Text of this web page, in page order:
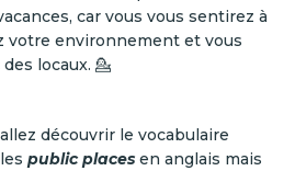
car vous vous sentirez à
votre environnement et vous
locaux. 💁
découvrir le vocabulaire
public places en anglais mais